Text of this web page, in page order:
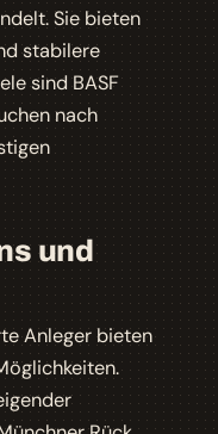
Sie bieten
stabilere
sind BASF
nach
und
Anleger bieten